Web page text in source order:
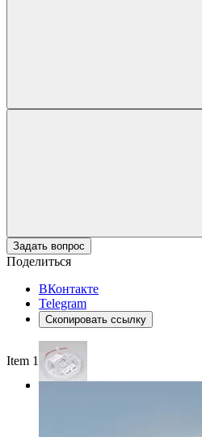
Задать вопрос
Поделиться
ВКонтакте
Telegram
Скопировать ссылку
Item 1 of 3